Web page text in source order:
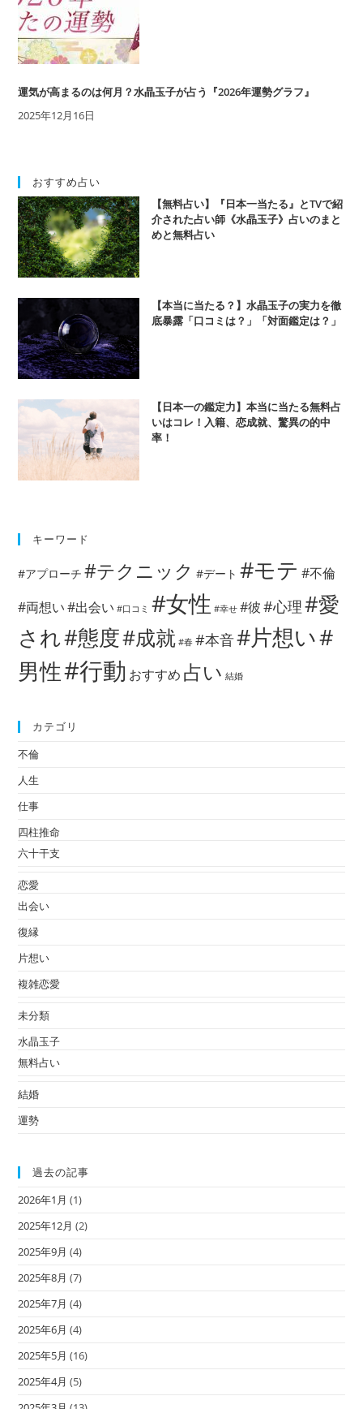
て
も
ら
う
つ
運気が高まるのは何月？水晶玉子が占う『2026年運勢グラフ』
2025年12月16日
おすすめ占い
【無料占い】『日本一当たる』とTVで紹
介された占い師《水晶玉子》占いのまと
めと無料占い
【本当に当たる？】水晶玉子の実力を徹
底暴露「口コミは？」「対面鑑定は？」
【日本一の鑑定力】本当に当たる無料占
いはコレ！入籍、恋成就、驚異の的中
率！
キーワード
#アプローチ #テクニック #デート #モテ #不倫
#両想い#出会い #口コミ #女性 #幸せ #彼#心理#愛
され#態度#成就 #春 #本音#片想い#
男性#行動 おすすめ 占い 結婚
カテゴリ
不倫
人生
仕事
四柱推命
六十干支
恋愛
出会い
復縁
片想い
複雑恋愛
未分類
水晶玉子
無料占い
結婚
運勢
過去の記事
2026年1月 (1)
2025年12月 (2)
2025年9月 (4)
2025年8月 (7)
2025年7月 (4)
2025年6月 (4)
2025年5月 (16)
2025年4月 (5)